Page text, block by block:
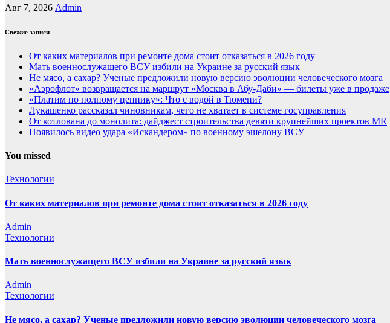
Авг 7, 2026 Admin
Свежие записи
От каких материалов при ремонте дома стоит отказаться в 2026 году
Мать военнослужащего ВСУ избили на Украине за русский язык
Не мясо, а сахар? Ученые предложили новую версию эволюции человеческого мозга
«Аэрофлот» возвращается на маршрут «Москва в Абу-Даби» — билеты уже в продаже
«Платим по полному ценнику»: Что с водой в Тюмени?
Лукашенко рассказал чиновникам, чего не хватает в системе госуправления
От котлована до монолита: дайджест строительства девяти крупнейших проектов MR
Появилось видео удара «Искандером» по военному эшелону ВСУ
You missed
Технологии
От каких материалов при ремонте дома стоит отказаться в 2026 году
Admin
Технологии
Мать военнослужащего ВСУ избили на Украине за русский язык
Admin
Технологии
Не мясо, а сахар? Ученые предложили новую версию эволюции человеческого мозга